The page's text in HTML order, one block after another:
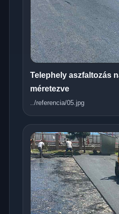
Telephely aszfaltozás
méretezve
../referencia/05.jpg